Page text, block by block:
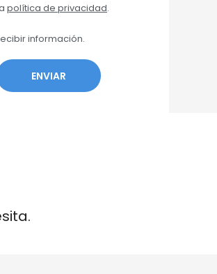
política de privacidad.
información.
ENVIAR